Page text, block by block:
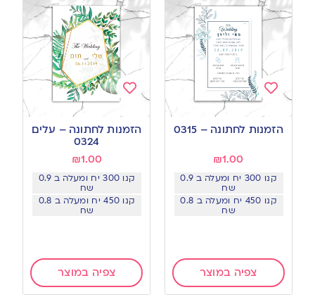
to
הזמנות לחתונה – 0315
₪1.00
קנו 300 יח ומעלה ב 0.9
שח
קנו 450 יח ומעלה ב 0.8
שח
צפיה במוצר
to
הזמנות לחתונה – עלים
0324
₪1.00
קנו 300 יח ומעלה ב 0.9
שח
קנו 450 יח ומעלה ב 0.8
שח
צפיה במוצר